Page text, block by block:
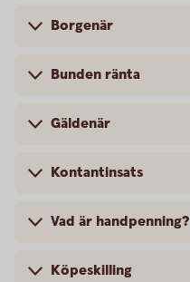
Borgenär
Bunden ränta
Gäldenär
Kontantinsats
Vad är handpenning?
Köpeskilling